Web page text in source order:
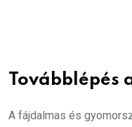
Továbblépés
A fájdalmas és